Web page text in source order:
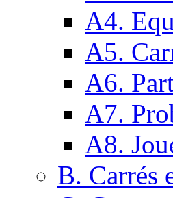
A4.
A5.
A6.
A7.
A8.
B. Carrés